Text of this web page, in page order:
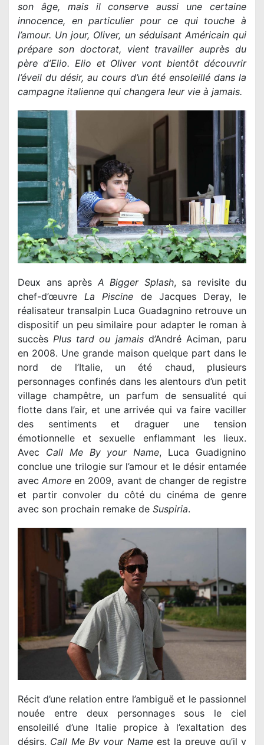
son âge, mais il conserve aussi une certaine
innocence, en particulier pour ce qui touche à
l’amour. Un jour, Oliver, un séduisant Américain qui
prépare son doctorat, vient travailler auprès du
père d’Elio. Elio et Oliver vont bientôt découvrir
l’éveil du désir, au cours d’un été ensoleillé dans la
campagne italienne qui changera leur vie à jamais.
Deux ans après A Bigger Splash, sa revisite du
chef-d’œuvre La Piscine de Jacques Deray, le
réalisateur transalpin Luca Guadagnino retrouve un
dispositif un peu similaire pour adapter le roman à
succès Plus tard ou jamaisd’André Aciman, paru
en 2008. Une grande maison quelque part dans le
nord de l’Italie, un été chaud, plusieurs
personnages confinés dans les alentours d’un petit
village champêtre, un parfum de sensualité qui
flotte dans l’air, et une arrivée qui va faire vaciller
des sentiments et draguer une tension
émotionnelle et sexuelle enflammant les lieux.
Avec Call Me By your Name, Luca Guadignino
conclue une trilogie sur l’amour et le désir entamée
avecAmore en 2009, avant de changer de registre
et partir convoler du côté du cinéma de genre
avec son prochain remake de Suspiria.
Récit d’une relation entre l’ambiguë et le passionnel
nouée entre deux personnages sous le ciel
ensoleillé d’une Italie propice à l’exaltation des
désirs, Call Me By your Nameest la preuve qu’il y